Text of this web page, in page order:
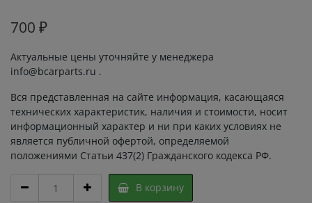
700 ₽
Актуальные цены уточняйте у менеджера
info@bcarparts.ru .
Вся представленная на сайте информация, касающаяся
технических характеристик, наличия и стоимости, носит
информационный характер и ни при каких условиях не
является публичной офертой, определяемой
положениями Статьи 437(2) Гражданского кодекса РФ.
ПРОМЕЖУТОЧНЫЙ
В корзину